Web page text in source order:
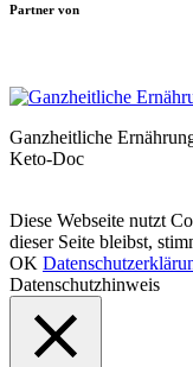
Partner von
Ganzheitliche
Keto-Doc
Diese Webseite nutzt
dieser Seite bleibst,
OK
Datenschutzhinweis